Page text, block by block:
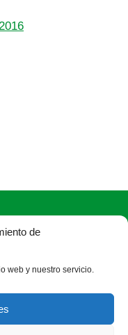
de
web y nuestro servicio.
- España · Tel.: +34
·